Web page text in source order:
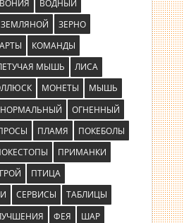
ВОДНЫЙ
ЗЕМЛЯНОЙ
ЗЕРНО
КОМАНДЫ
МЫШЬ
ЛИСА
МОНЕТЫ
МЫШЬ
НОРМАЛЬНЫЙ
ОГНЕННЫЙ
ПЛАМЯ
ПОКЕБОЛЫ
ПРИМАНКИ
ПТИЦА
СЕРВИСЫ
ТАБЛИЦЫ
ФЕЯ
ШАР